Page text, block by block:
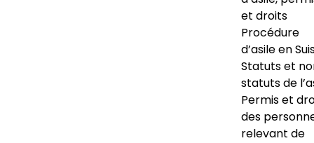
et droits
Procédure
d’asile en
Statuts et
statuts de
Permis et
des
relevant de